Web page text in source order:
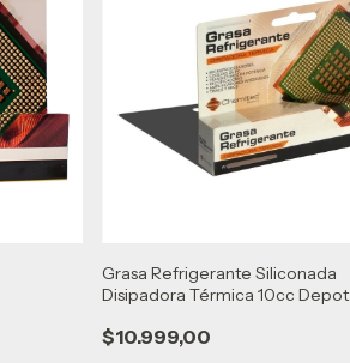
Grasa Refrigerante Siliconada
Disipadora Térmica 10cc Depot
$10.999,00